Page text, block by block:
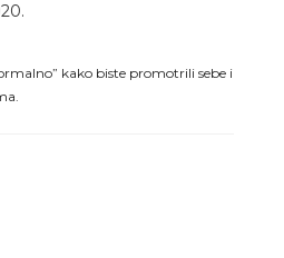
kako biste promotrili sebe i